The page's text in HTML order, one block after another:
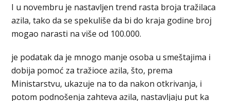
I u novembru je nastavljen trend rasta broja tražilaca
azila, tako da se spekuliše da bi do kraja godine broj
mogao narasti na više od 100.000.
je podatak da je mnogo manje osoba u smeštajima i
dobija pomoć za tražioce azila, što, prema
Ministarstvu, ukazuje na to da nakon otkrivanja, i
potom podnošenja zahteva azila, nastavljaju put ka